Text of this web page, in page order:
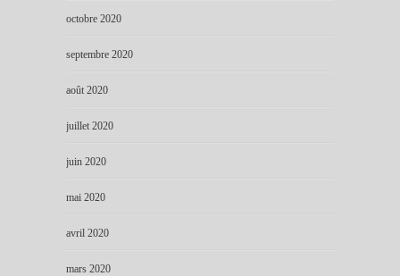
octobre 2020
septembre 2020
août 2020
juillet 2020
juin 2020
mai 2020
avril 2020
mars 2020